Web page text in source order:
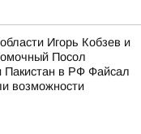
Игорь Кобзев и
Посол
Пакистан в РФ Файсал
возможности